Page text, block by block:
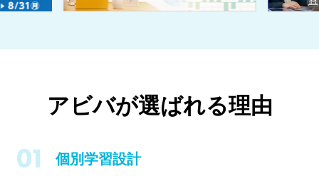
アビバが選ばれる理由
個別学習設計